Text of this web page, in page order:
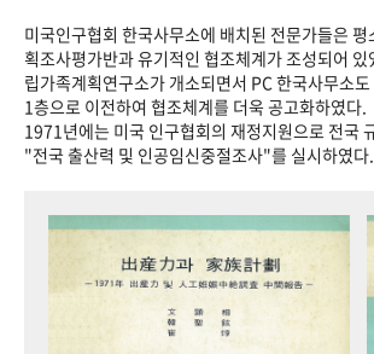
미국인구협회 한국사무소에 배치된 전문가들은
획조사평가반과 유기적인 협조체계가 조성되어
립가족계획연구소가 개소되면서 PC 한국사무소
1층으로 이전하여 협조체계를 더욱 공고화하였다.
1971년에는 미국 인구협회의 재정지원으로 전국
"전국 출산력 및 인공임신중절조사"를 실시하였다.